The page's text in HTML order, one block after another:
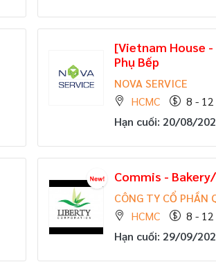
[Vietnam House -
Phụ Bếp
NOVA SERVICE
HCMC
8 -
Hạn cuối: 20/08/
Commis -
CÔNG TY CỔ PHẦN
HCMC
8 -
Hạn cuối: 29/09/